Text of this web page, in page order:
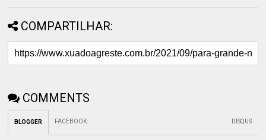
COMPARTILHAR:
COMMENTS
BLOGGER FACEBOOK: DISQUS